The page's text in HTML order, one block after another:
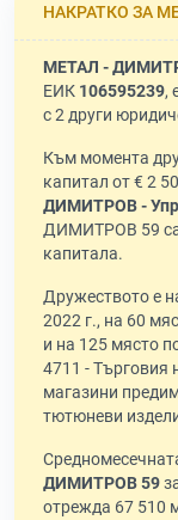
НАКРАТКО ЗА
МЕТАЛ -
ЕИК 106595239,
с 2 други
Към момента
капитал от € 2
ДИМИТРОВ -
ДИМИТРОВ 59
капитала.
Дружеството е
2022 г., на 60
и на 125 място
4711 - Търговия
магазини
тютюневи
ДИМИТРОВ 59
отрежда 67 510